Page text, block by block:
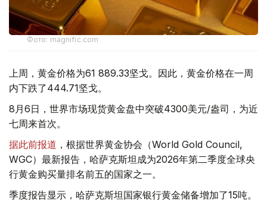
Фото: magnific.com
上周，黄金价格为61 889.33坚戈。因此，黄金价格在一周
内下跌了444.71坚戈。
8月6日，世界市场现货黄金盘中突破4300美元/盎司，为近
七周来首次。
据此前报道 ，根据世界黄金协会（World Gold Council,
WGC）最新报告，哈萨克斯坦成为2026年第二季度全球央
行黄金购买量排名前五的国家之一。
季度报告显示，哈萨克斯坦国家银行黄金储备增加了15吨。